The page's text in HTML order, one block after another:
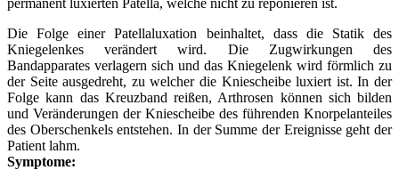
Die Folge einer Patellaluxation beinhaltet, dass die Statik des
Kniegelenkes verändert wird. Die Zugwirkungen des
Bandapparates verlagern sich und das Kniegelenk wird förmlich zu
der Seite ausgedreht, zu welcher die Kniescheibe luxiert ist. In der
Folge kann das Kreuzband reißen, Arthrosen können sich bilden
und Veränderungen der Kniescheibe des führenden Knorpelanteiles
des Oberschenkels entstehen. In der Summe der Ereignisse geht der
Patient lahm.
Symptome: